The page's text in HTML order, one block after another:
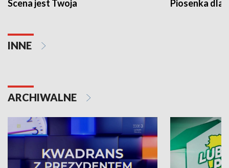
Scena jest Twoja Piosenka dla
INNE
ARCHIWALNE